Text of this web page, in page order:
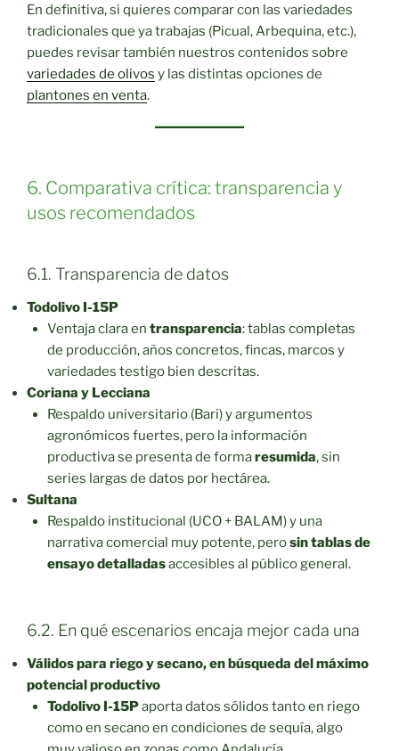
En definitiva, si quieres comparar con las variedades
tradicionales que ya trabajas (Picual, Arbequina, etc.),
puedes revisar también nuestros contenidos sobre
variedades de olivos y las distintas opciones de
plantones en venta.
6. Comparativa crítica: transparencia y
usos recomendados
6.1. Transparencia de datos
Todolivo I-15P
Ventaja clara en transparencia: tablas completas
de producción, años concretos, fincas, marcos y
variedades testigo bien descritas.
Coriana y Lecciana
Respaldo universitario (Bari) y argumentos
agronómicos fuertes, pero la información
productiva se presenta de formaresumida, sin
series largas de datos por hectárea.
Sultana
Respaldo institucional (UCO + BALAM) y una
narrativa comercial muy potente, perosin tablas de
ensayo detalladasaccesibles al público general.
6.2. En qué escenarios encaja mejor cada una
Válidos para riego y secano, en búsqueda del máximo
potencial productivo
Todolivo I-15Paporta datos sólidos tanto en riego
como en secano en condiciones de sequía, algo